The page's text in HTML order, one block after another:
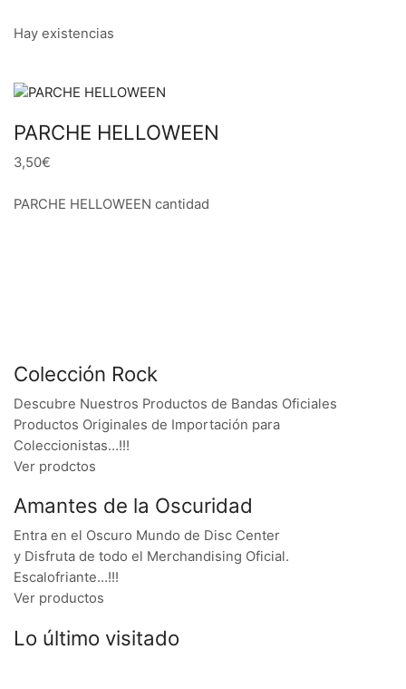
Hay existencias
PARCHE HELLOWEEN
3,50€
PARCHE HELLOWEEN cantidad
Colección Rock
Descubre Nuestros Productos de Bandas Oficiales
Productos Originales de Importación para
Coleccionistas…!!!
Ver prodctos
Amantes de la Oscuridad
Entra en el Oscuro Mundo de Disc Center
y Disfruta de todo el Merchandising Oficial.
Escalofriante…!!!
Ver productos
Lo último visitado